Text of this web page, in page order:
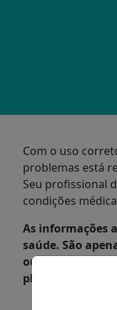
Com o uso
problemas está
Seu profissional
condições
As informações
saúde. São
ou fazer
plano de